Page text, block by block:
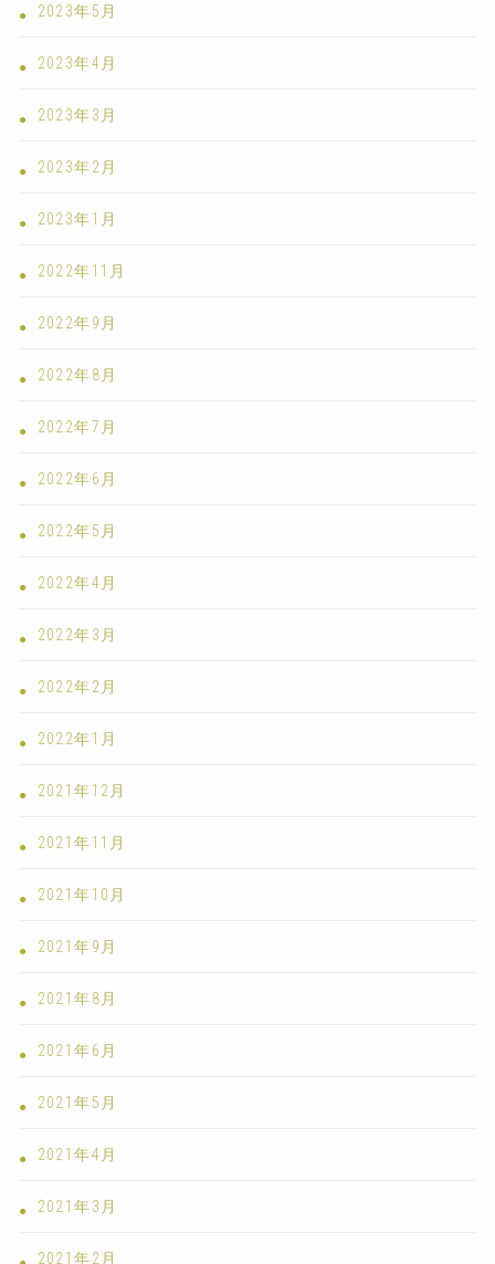
2023年5月
2023年4月
2023年3月
2023年2月
2023年1月
2022年11月
2022年9月
2022年8月
2022年7月
2022年6月
2022年5月
2022年4月
2022年3月
2022年2月
2022年1月
2021年12月
2021年11月
2021年10月
2021年9月
2021年8月
2021年6月
2021年5月
2021年4月
2021年3月
2021年2月